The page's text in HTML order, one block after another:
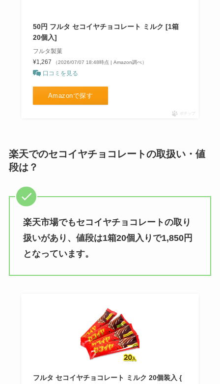
50円 フルタ セコイヤチョコレート ミルク [1箱
20個入]
フルタ製菓
¥1,267
（2026/07/07 18:48時点 | Amazon調べ）
口コミを見る
Amazonで探す
ポチップ
楽天でのセコイヤチョコレートの取扱い・値
段は？
楽天市場でもセコイヤチョコレートの取り
扱いがあり、値段は1箱20個入りで1,850円
となっています。
フルタ セコイヤチョコレート ミルク 20個装入 {